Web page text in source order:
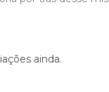
ainda.